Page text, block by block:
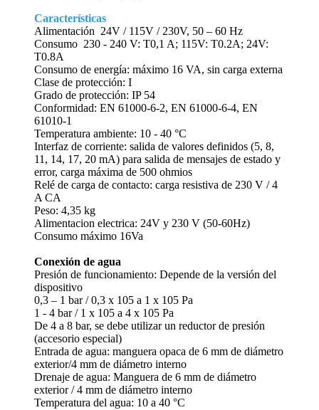
Características
Alimentación 24V / 115V / 230V, 50 – 60 Hz
Consumo 230 - 240 V: T0,1 A; 115V: T0.2A; 24V:
T0.8A
Consumo de energía: máximo 16 VA, sin carga externa
Clase de protección: I
Grado de protección: IP 54
Conformidad: EN 61000-6-2, EN 61000-6-4, EN
61010-1
Temperatura ambiente: 10 - 40 °C
Interfaz de corriente: salida de valores definidos (5, 8,
11, 14, 17, 20 mA) para salida de mensajes de estado y
error, carga máxima de 500 ohmios
Relé de carga de contacto: carga resistiva de 230 V / 4
A CA
Peso: 4,35 kg
Alimentacion electrica: 24V y 230 V (50-60Hz)
Consumo máximo 16Va
Conexión de agua
Presión de funcionamiento: Depende de la versión del
dispositivo
0,3 – 1 bar / 0,3 x 105 a 1 x 105 Pa
1 - 4 bar / 1 x 105 a 4 x 105 Pa
De 4 a 8 bar, se debe utilizar un reductor de presión
(accesorio especial)
Entrada de agua: manguera opaca de 6 mm de diámetro
exterior/4 mm de diámetro interno
Drenaje de agua: Manguera de 6 mm de diámetro
exterior / 4 mm de diámetro interno
Temperatura del agua: 10 a 40 °C